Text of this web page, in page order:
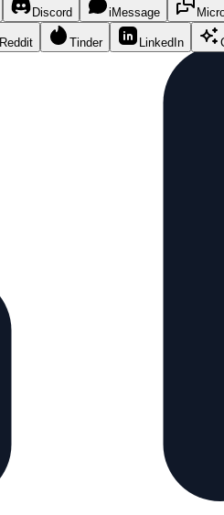
Discord iMessage
Reddit Tinder LinkedIn